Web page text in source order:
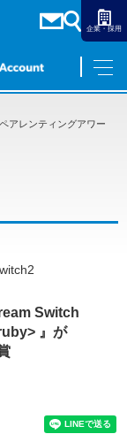
企業・採用
オンライン
アレンティングアワー
Switch
』が